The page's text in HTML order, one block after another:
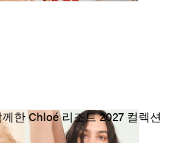
한 Chloé 리조트 2027 컬렉션